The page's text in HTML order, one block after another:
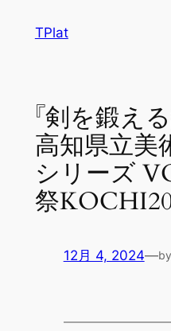
TPlat
『剣を鍛え
高知県立美
シリーズ
祭
12月 4, 2024—by